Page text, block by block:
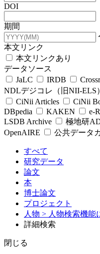
DOI
期間
本文リンク
本文リンクあり
データソース
JaLC
IRDB
NDLデジコレ（旧NII-ELS
CiNii Articles
CiNii
DBpedia
KAKEN e-
LSDB Archive
極地研
OpenAIRE
公共データ
すべて
研究データ
論文
本
博士論文
プロジェクト
人物 > 人物検索機能
詳細検索
閉じる